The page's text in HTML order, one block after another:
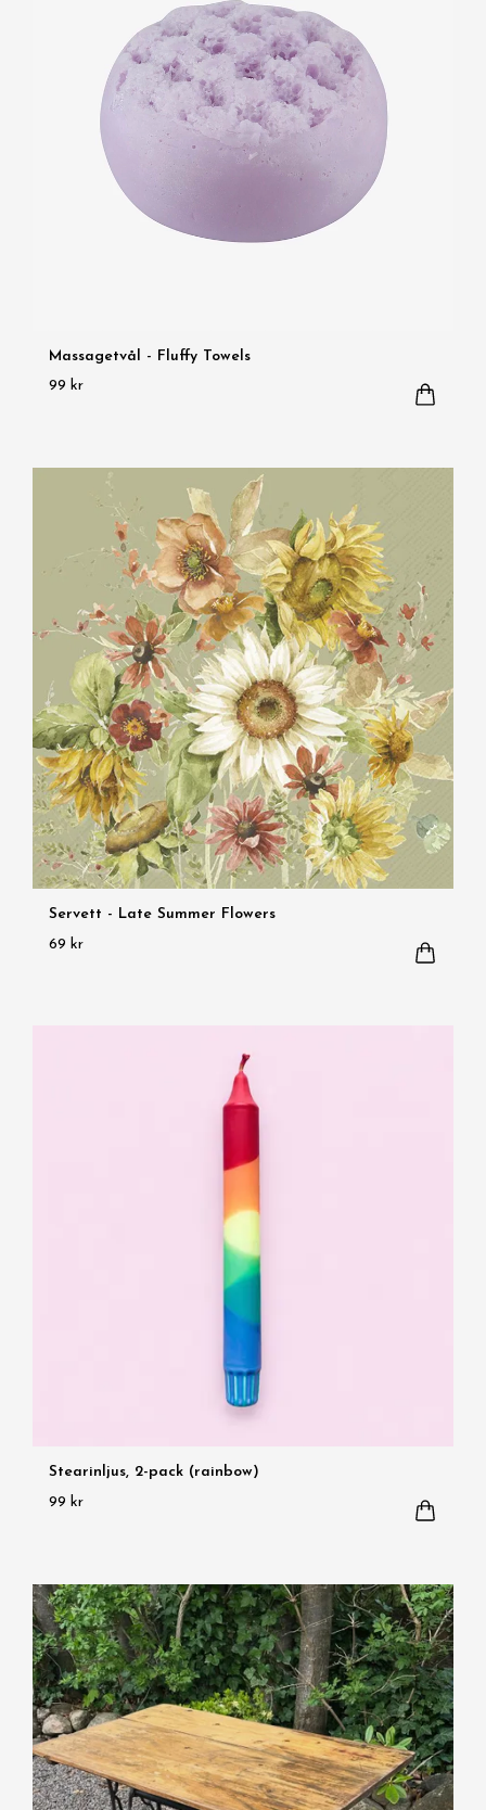
Massagetvål - Fluffy Towels
99 kr
Servett - Late Summer Flowers
69 kr
Stearinljus, 2-pack (rainbow)
99 kr